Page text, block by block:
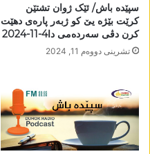
سپێدە باش/ ئێک ژوان تشتێن
کرێت بێژە یێ کو ژبەر پارەی دھێت
کرن دڤی سەردەمی دا4-11-2024
تشرینی دووه‌م 11, 2024